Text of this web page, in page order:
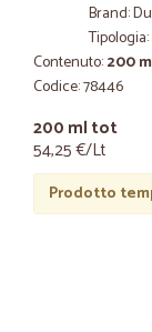
Brand:
Contenuto:200
Codice: 78446
200 ml tot
54,25 €/Lt
Prodotto